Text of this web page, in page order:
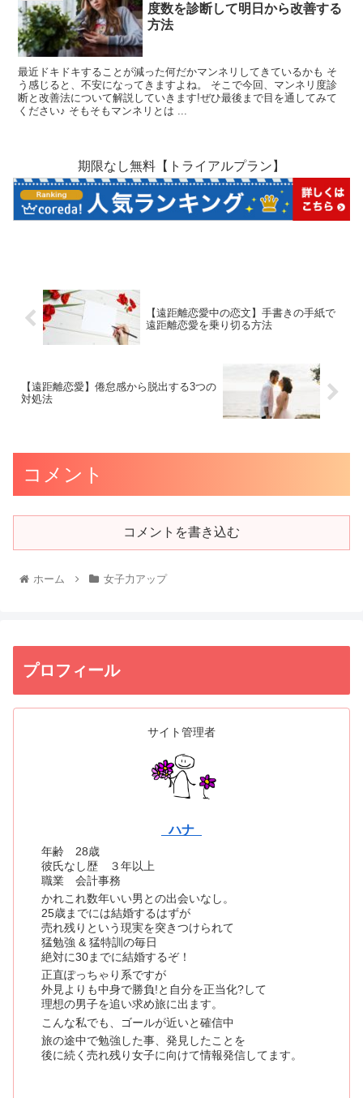
度数を診断して明日から改善する
方法
最近ドキドキすることが減った何だかマンネリしてきているかも そ
う感じると、不安になってきますよね。 そこで今回、マンネリ度診
断と改善法について解説していきます!ぜひ最後まで目を通してみて
ください♪ そもそもマンネリとは ...
期限なし無料【トライアルプラン】
【遠距離恋愛中の恋文】手書きの手紙で
遠距離恋愛を乗り切る方法
【遠距離恋愛】倦怠感から脱出する3つの
対処法
コメント
コメントを書き込む
ホーム 女子力アップ
プロフィール
サイト管理者
_ハナ_
年齢 28歳
彼氏なし歴 ３年以上
職業 会計事務
かれこれ数年いい男との出会いなし。
25歳までには結婚するはずが
売れ残りという現実を突きつけられて
猛勉強 & 猛特訓の毎日
絶対に30までに結婚するぞ！
正直ぽっちゃり系ですが
外見よりも中身で勝負!と自分を正当化?して
理想の男子を追い求め旅に出ます。
こんな私でも、ゴールが近いと確信中
旅の途中で勉強した事、発見したことを
後に続く売れ残り女子に向けて情報発信してます。